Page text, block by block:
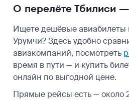
О перелёте Тбилиси
Ищете дешёвые авиабилеты
Урумчи? Здесь удобно
авиакомпаний, посмотреть
время в пути — и купить
онлайн по выгодной цене.
Прямые рейсы есть — около